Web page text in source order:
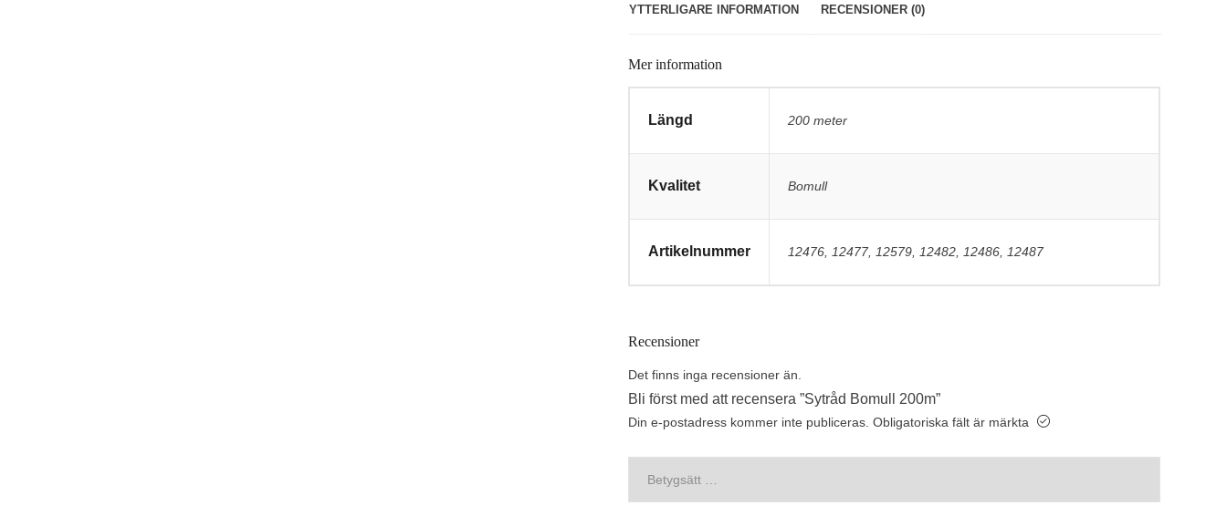
YTTERLIGARE INFORMATION RECENSIONER (0)
Mer information
Längd 200 meter
Kvalitet Bomull
Artikelnummer 12476, 12477, 12579, 12482, 12486, 12487
Recensioner
Det finns inga recensioner än.
Bli först med att recensera ”Sytråd Bomull 200m”
Din e-postadress kommer inte publiceras. Obligatoriska fält är märkta